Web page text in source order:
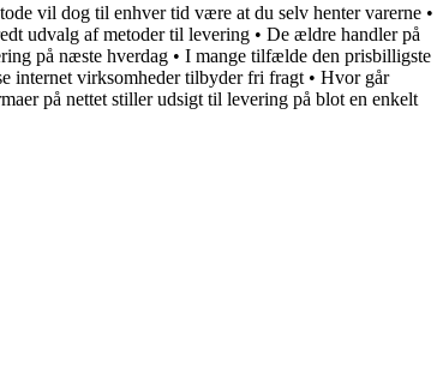
vil dog til enhver tid være at du selv henter varerne •
udvalg af metoder til levering • De ældre handler på
på næste hverdag • I mange tilfælde den prisbilligste
internet virksomheder tilbyder fri fragt • Hvor går
på nettet stiller udsigt til levering på blot en enkelt